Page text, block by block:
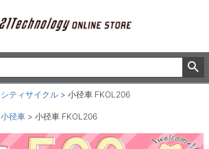
シティサイクル 小径車 FKOL206
小径車 小径車 FKOL206